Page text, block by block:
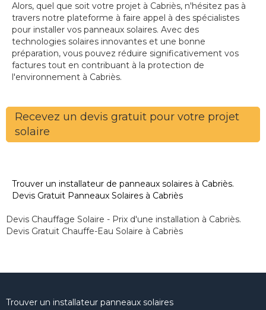
Alors, quel que soit votre projet à Cabriès, n'hésitez pas à
travers notre plateforme à faire appel à des spécialistes
pour installer vos panneaux solaires. Avec des
technologies solaires innovantes et une bonne
préparation, vous pouvez réduire significativement vos
factures tout en contribuant à la protection de
l'environnement à Cabriès.
Recevez un devis gratuit pour votre projet
solaire
Trouver un installateur de panneaux solaires à Cabriès.
Devis Gratuit Panneaux Solaires à Cabriès
Devis Chauffage Solaire - Prix d'une installation à Cabriès.
Devis Gratuit Chauffe-Eau Solaire à Cabriès
Trouver un installateur panneaux solaires